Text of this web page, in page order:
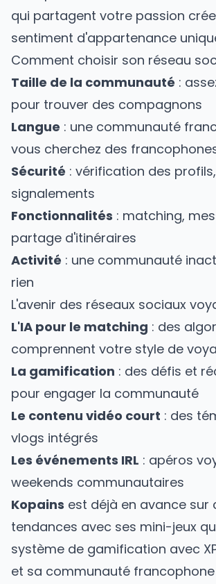
qui partagent votre passion
sentiment d'appartenance
Comment choisir son réseau
Taille de la communauté :
pour trouver des compagnons
Langue : une communauté
vous cherchez des
Sécurité : vérification des
signalements
Fonctionnalités : matching,
partage d'itinéraires
Activité : une communauté
rien
L'avenir des réseaux sociaux
L'IA pour le matching : des
comprennent votre style de
La gamification : des défis et
pour engager la communauté
Le contenu vidéo court : des
vlogs intégrés
Les événements IRL : apéros
weekends communautaires
Kopains est déjà en avance sur
tendances avec ses mini-jeux
système de gamification avec
et sa communauté